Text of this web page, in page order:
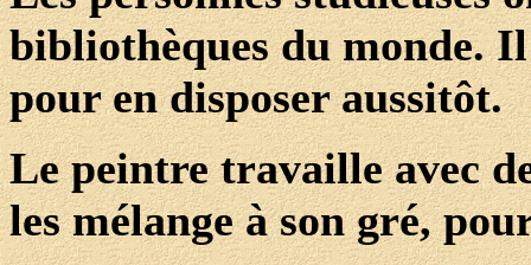
bibliothèques du monde.
pour en disposer aussitôt.
Le peintre travaille avec
les mélange à son gré,